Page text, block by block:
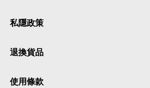
私隱政策
退換貨品
使用條款